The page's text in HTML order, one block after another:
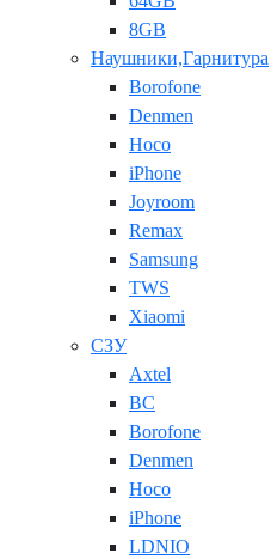
8GB
Наушники,Гарнитура
Borofone
Denmen
Hoco
iPhone
Joyroom
Remax
Samsung
TWS
Xiaomi
СЗУ
Axtel
BC
Borofone
Denmen
Hoco
iPhone
LDNIO